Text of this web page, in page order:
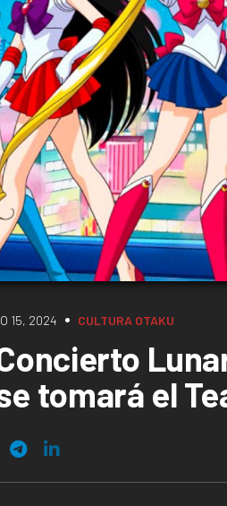
15, 2024 • CULTURA OTAKU
tomará el